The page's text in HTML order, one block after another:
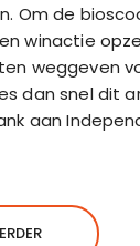
Om de
winactie
weggeven
dan snel dit
aan